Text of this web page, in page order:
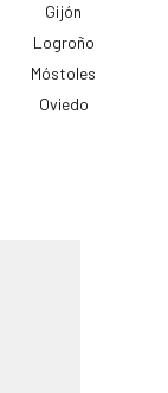
Gijón
Logroño
Móstoles
Oviedo